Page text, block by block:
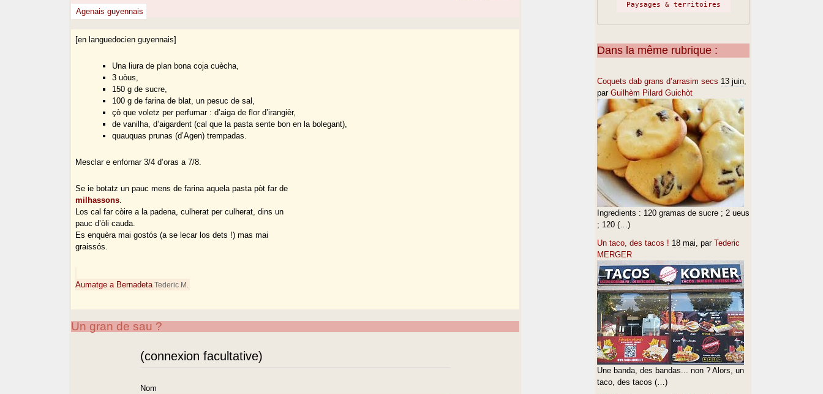
Agenais guyennais
[en languedocien guyennais]
Una liura de plan bona coja cuècha,
3 uòus,
150 g de sucre,
100 g de farina de blat, un pesuc de sal,
çò que voletz per perfumar : d’aiga de flor d’irangièr,
de vanilha, d’aigardent (cal que la pasta sente bon en la bolegant),
quauquas prunas (d’Agen) trempadas.
Mesclar e enfornar 3/4 d’oras a 7/8.
Se ie botatz un pauc mens de farina aquela pasta pòt far de
milhassons.
Los cal far còire a la padena, culherat per culherat, dins un
pauc d’òli cauda.
Es enquèra mai gostós (a se lecar los dets !) mas mai
graissós.
Aumatge a Bernadeta Tederic M.
Un gran de sau ?
(connexion facultative)
Nom
Paysages & territoires
Dans la même rubrique :
Coquets dab grans d’arrasim secs 13 juin,
par Guilhèm Pilard Guichòt
Ingredients : 120 gramas de sucre ; 2 ueus
; 120 (…)
Un taco, des tacos ! 18 mai, par Tederic
MERGER
Une banda, des bandas... non ? Alors, un
taco, des tacos (…)